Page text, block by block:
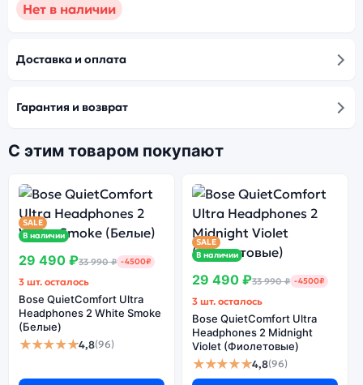
Нет в наличии
Доставка и оплата
Гарантия и возврат
С этим товаром покупают
SALE
В наличии
29 490 ₽33 990 ₽ -4500₽
3 шт. осталось
Bose QuietComfort Ultra
Headphones 2 White Smoke
(Белые)
★★★★★4,8(96)
SALE
В наличии
29 490 ₽33 990 ₽ -4500₽
3 шт. осталось
Bose QuietComfort Ultra
Headphones 2 Midnight
Violet (Фиолетовые)
★★★★★4,8(96)